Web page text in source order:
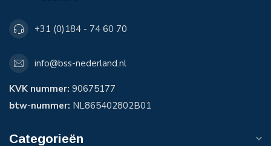
+31 (0)184 - 74 60 70
info@bss-nederland.nl
KVK nummer: 90675177
btw-nummer: NL865402802B01
Categorieën